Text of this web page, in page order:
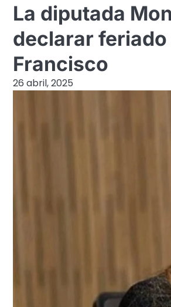
La diputada
declarar
Francisco
26 abril, 2025